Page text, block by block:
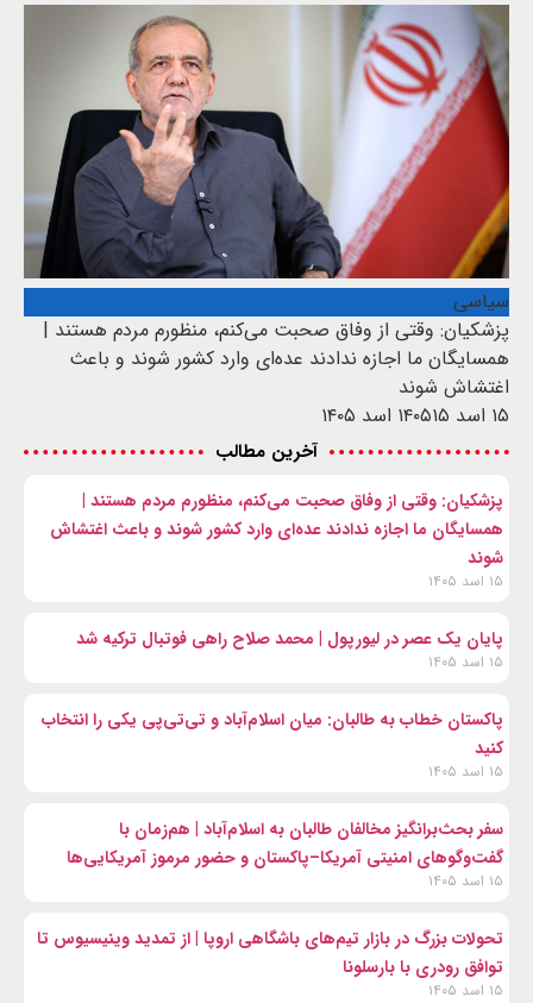
سیاسی
پزشکیان: وقتی از وفاق صحبت می‌کنم، منظورم مردم هستند |
همسایگان ما اجازه ندادند عده‌ای وارد کشور شوند و باعث
اغتشاش شوند
۱۵ اسد ۱۴۰۵
۱۵ اسد ۱۴۰۵
آخرین مطالب
پزشکیان: وقتی از وفاق صحبت می‌کنم، منظورم مردم هستند |
همسایگان ما اجازه ندادند عده‌ای وارد کشور شوند و باعث اغتشاش
شوند
۱۵ اسد ۱۴۰۵
پایان یک عصر در لیورپول | محمد صلاح راهی فوتبال ترکیه شد
۱۵ اسد ۱۴۰۵
پاکستان خطاب به طالبان: میان اسلام‌آباد و تی‌تی‌پی یکی را انتخاب
کنید
۱۵ اسد ۱۴۰۵
سفر بحث‌برانگیز مخالفان طالبان به اسلام‌آباد | هم‌زمان با
گفت‌وگوهای امنیتی آمریکا–پاکستان و حضور مرموز آمریکایی‌ها
۱۵ اسد ۱۴۰۵
تحولات بزرگ در بازار تیم‌های باشگاهی اروپا | از تمدید وینیسیوس تا
توافق رودری با بارسلونا
۱۵ اسد ۱۴۰۵